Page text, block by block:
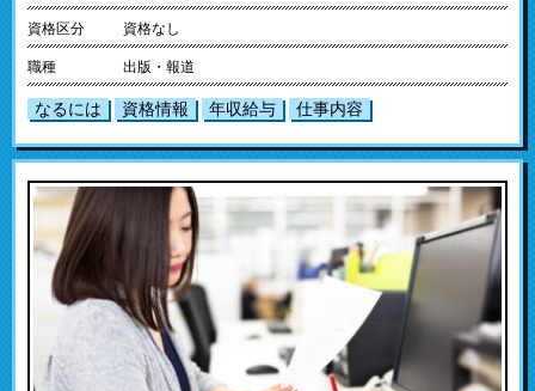
資格区分 資格なし
職種 出版・報道
なるには 資格情報 年収給与 仕事内容